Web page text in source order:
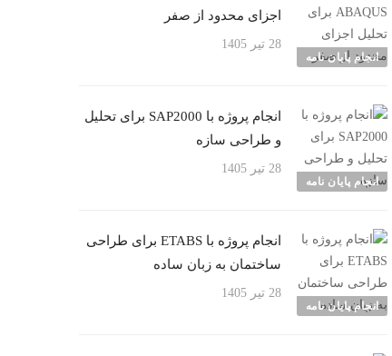
انجام پایان نامه
اجزای محدود از صفر
28 تیر 1405
انجام پایان نامه
انجام پروژه با SAP2000 برای تحلیل
و طراحی سازه
28 تیر 1405
انجام پایان نامه
انجام پروژه با ETABS برای طراحی
ساختمان به زبان ساده
28 تیر 1405